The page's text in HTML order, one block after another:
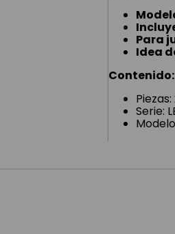
Para
Idea
Contenido:
Piezas:
Serie: